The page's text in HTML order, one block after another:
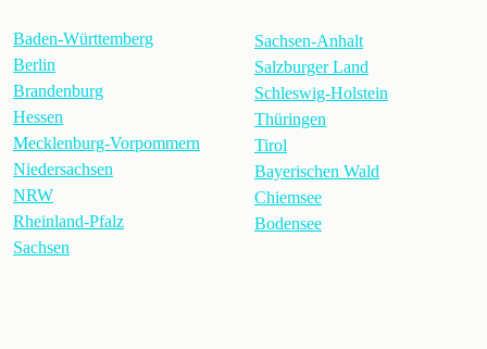
Baden-Württemberg
Berlin
Brandenburg
Hessen
Mecklenburg-Vorpommern
Niedersachsen
NRW
Rheinland-Pfalz
Sachsen
Sachsen-Anhalt
Salzburger Land
Schleswig-Holstein
Thüringen
Tirol
Bayerischen Wald
Chiemsee
Bodensee